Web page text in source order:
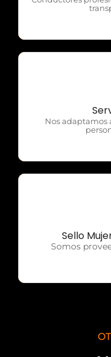
Nos adaptamos
Sello
Somos